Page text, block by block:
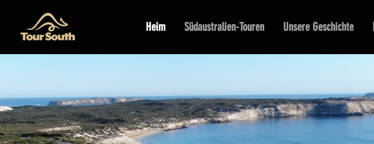
Heim Südaustralien-Touren Unsere Geschichte